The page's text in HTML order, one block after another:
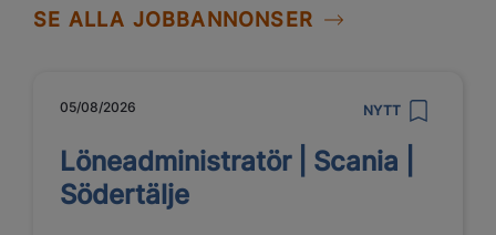
SE ALLA JOBBANNONSER
05/08/2026 NYTT
Löneadministratör | Scania |
Södertälje